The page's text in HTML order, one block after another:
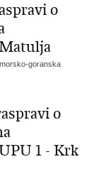
o
goranska
o
1 - Krk